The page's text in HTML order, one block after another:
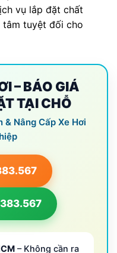
vụ lắp đặt chất
tâm tuyệt đối cho
– BÁO GIÁ
TẠI CHỖ
Nâng Cấp Xe Hơi
– Không cần ra